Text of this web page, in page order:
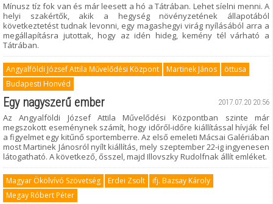
Mínusz tíz fok van és már leesett a hó a Tátrában. Lehet síelni menni. A
helyi szakértők, akik a hegység növényzetének állapotából
következtetést tudnak levonni, egy magashegyi virág nyílásából arra a
megállapításra jutottak, hogy az idén hideg, kemény tél várható a
Tátrában.
Angyalföldi József Attila Művelődési Központ Martinek János
öttusa
Budapesti Honvéd
2017.07.20 20:56
Egy nagyszerű ember
Az Angyalföldi József Attila Művelődési Központban szinte már
megszokott eseménynek számít, hogy időről-időre kiállítással hívják fel
a figyelmet egy kitűnő sportemberre. Az első emeleti Mácsai Galériában
most Martinek Jánosról nyílt kiállítás, mely szeptember 22-ig ingyenesen
látogatható. A következő, ősszel, majd Illovszky Rudolfnak állít emléket.
Magyar Ökölvívó Szövetség Erdei Zsolt
ifj. Bazsay Károly
Megay Róbert Péter